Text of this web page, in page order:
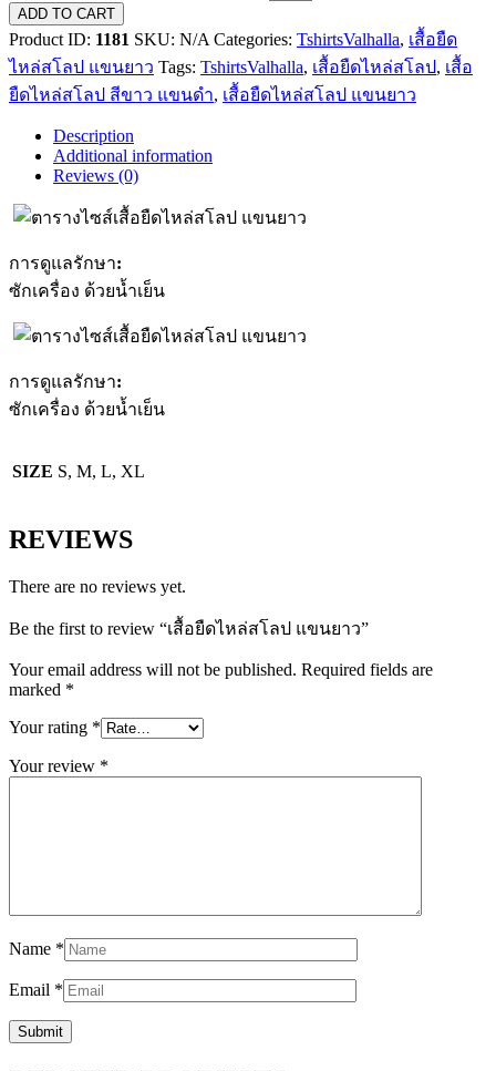
ADD TO CART
Product ID: 1181 SKU: N/A Categories: TshirtsValhalla, เสื้อยืด
ไหล่สโลป แขนยาว Tags: TshirtsValhalla, เสื้อยืดไหล่สโลป, เสื้อ
ยืดไหล่สโลป สีขาว แขนดำ, เสื้อยืดไหล่สโลป แขนยาว
Description
Additional information
Reviews (0)
การดูแลรักษา:
ซักเครื่อง ด้วยน้ำเย็น
การดูแลรักษา:
ซักเครื่อง ด้วยน้ำเย็น
SIZE S, M, L, XL
REVIEWS
There are no reviews yet.
Be the first to review “เสื้อยืดไหล่สโลป แขนยาว”
Your email address will not be published. Required fields are
marked *
Your rating *
Your review *
Name *
Email *